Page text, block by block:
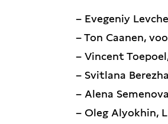
– Evegeniy
– Ton Caanen,
– Vincent
– Svitlana
– Alena
– Oleg Alyokhin,